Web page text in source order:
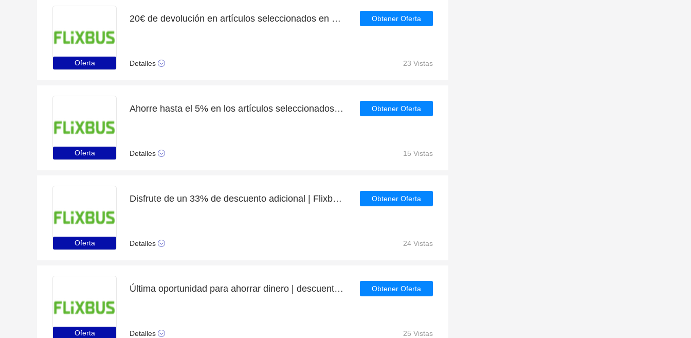
Oferta
20€ de devolución en artículos seleccionados en Flixbus
Detalles
Obtener Oferta
23 Vistas
Oferta
Ahorre hasta el 5% en los artículos seleccionados | fin en breve
Detalles
Obtener Oferta
15 Vistas
Oferta
Disfrute de un 33% de descuento adicional | Flixbus descuento
Detalles
Obtener Oferta
24 Vistas
Oferta
Última oportunidad para ahorrar dinero | descuento Flixbus
Detalles
Obtener Oferta
25 Vistas